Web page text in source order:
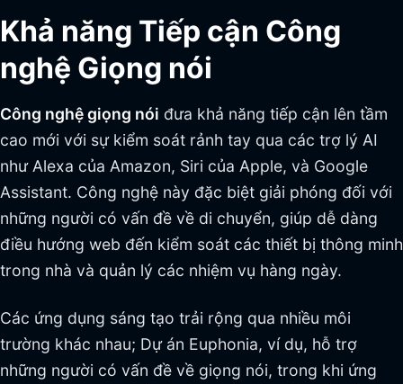
Khả năng Tiếp cận Công
nghệ Giọng nói
Công nghệ giọng nói đưa khả năng tiếp cận lên tầm
cao mới với sự kiểm soát rảnh tay qua các trợ lý AI
như Alexa của Amazon, Siri của Apple, và Google
Assistant. Công nghệ này đặc biệt giải phóng đối với
những người có vấn đề về di chuyển, giúp dễ dàng
điều hướng web đến kiểm soát các thiết bị thông minh
trong nhà và quản lý các nhiệm vụ hàng ngày.
Các ứng dụng sáng tạo trải rộng qua nhiều môi
trường khác nhau; Dự án Euphonia, ví dụ, hỗ trợ
những người có vấn đề về giọng nói, trong khi ứng